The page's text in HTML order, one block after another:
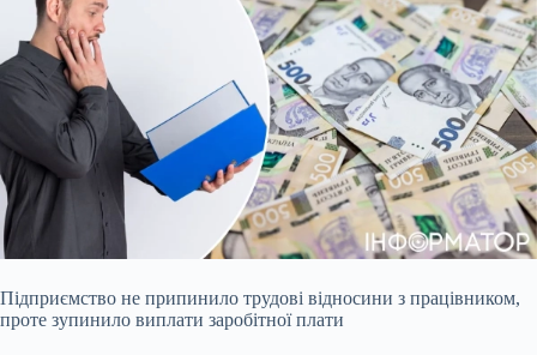
Підприємство не припинило трудові відносини з працівником,
проте зупинило виплати заробітної плати